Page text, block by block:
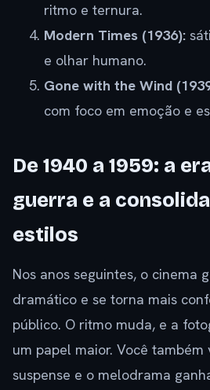
ritmo e ternura.
Modern Times (1936):
e olhar humano.
Gone with the Wind
com foco em emoção e
De 1940 a 1959: a
guerra e a
estilos
Nos anos seguintes, o cinema
dramático e se torna mais
público. O ritmo muda, e a
um papel maior. Você
suspense e o melodrama